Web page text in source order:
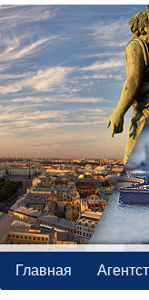
Главная